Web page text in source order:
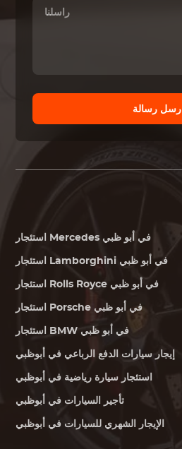
ارسل رسالة
Mercedes في أبو ظبي
Lamborghini في أبو ظبي
Rolls Royce في أبو ظبي
Porsche في أبو ظبي
BMW في أبو ظبي
إيجار سيارات الدفع الرباعي في أبوظبي
استئجار سيارة رياضية في أبوظبي
تأجير السيارات في أبوظبي
الإيجار الشهري للسيارات في أبوظبي